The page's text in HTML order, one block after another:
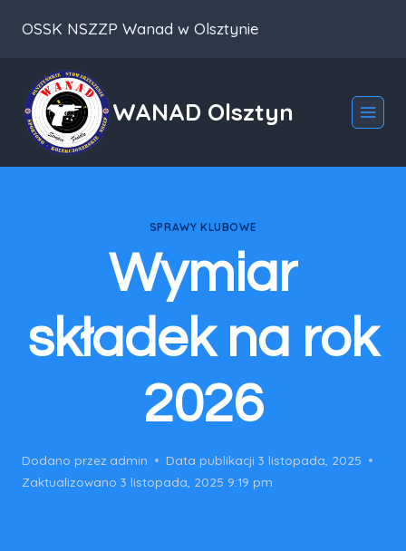
OSSK NSZZP Wanad w Olsztynie
WANAD Olsztyn
SPRAWY KLUBOWE
Wymiar
składek na rok
2026
Dodano przez admin Data publikacji 3 listopada, 2025
Zaktualizowano 3 listopada, 2025 9:19 pm